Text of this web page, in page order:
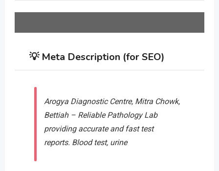
💡 Meta Description (for SEO)
Arogya Diagnostic Centre, Mitra Chowk,
Bettiah – Reliable Pathology Lab
providing accurate and fast test
reports. Blood test, urine